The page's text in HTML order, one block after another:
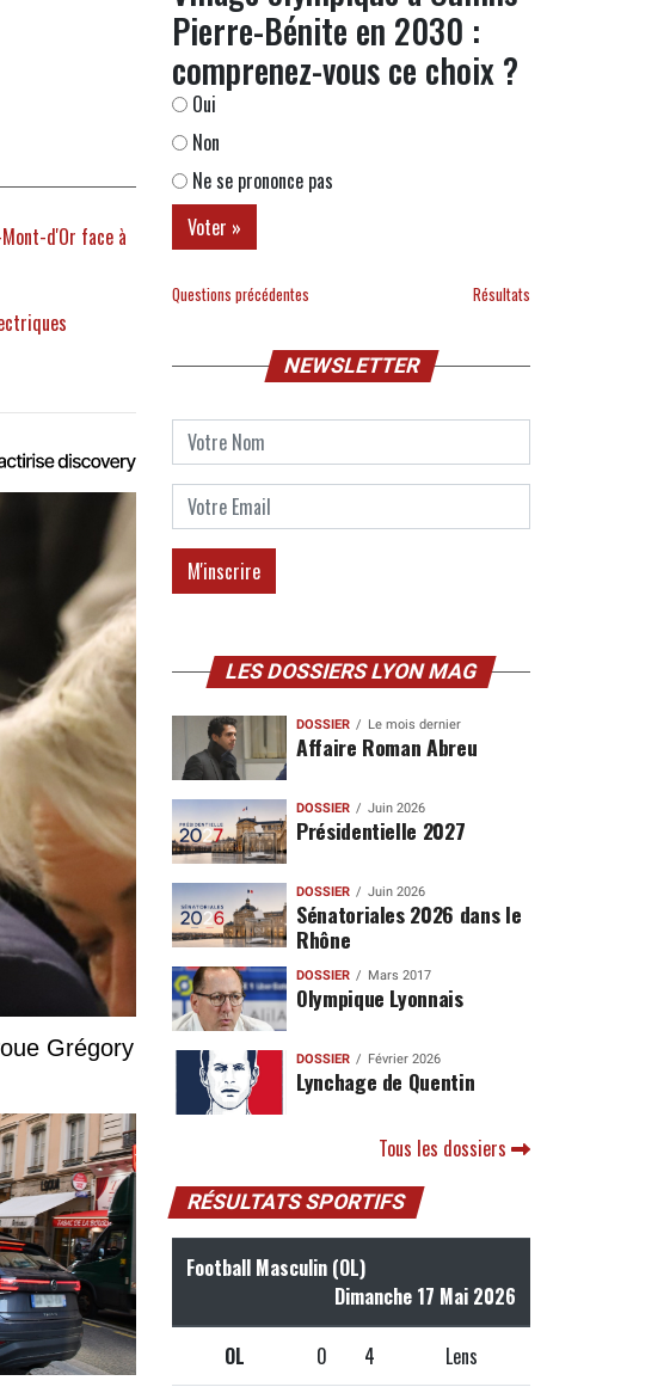
d'Or face à
Grégory
Pierre-Bénite en 2030 :
comprenez-vous ce choix ?
Oui
Non
Ne se prononce pas
Questions précédentes Résultats
NEWSLETTER
LES DOSSIERS LYON MAG
DOSSIER Le mois dernier
Affaire Roman Abreu
DOSSIER Juin 2026
Présidentielle 2027
DOSSIER Juin 2026
Sénatoriales 2026 dans le
Rhône
DOSSIER Mars 2017
Olympique Lyonnais
DOSSIER Février 2026
Lynchage de Quentin
Tous les dossiers
RÉSULTATS SPORTIFS
Football Masculin (OL)
Dimanche 17 Mai 2026
OL 0 4 Lens